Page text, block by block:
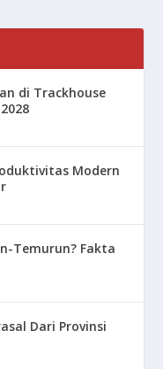
di Trackhouse
Modern
Temurun? Fakta
Dari Provinsi